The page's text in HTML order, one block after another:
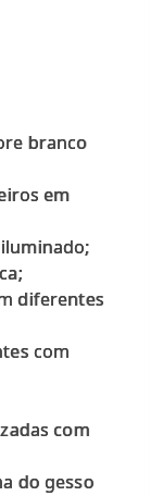
branco
em
diferentes
com
com
do gesso